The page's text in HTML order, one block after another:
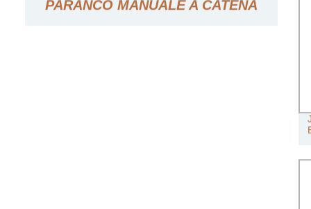
PARANCO MANUALE A CATENA